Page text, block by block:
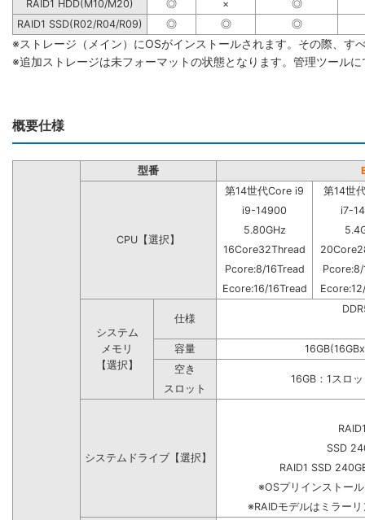
RAID1 HDD(M10/M20) ◎ ×
◎
RAID1 SSD(R02/R04/R09)
◎ ◎ ◎
※ストレージ（メイン）にOSがインストールされます。その際、す
※追加ストレージは未フォーマットの状態となります。管理ツール
概要仕様
型番
CPU【選択】
第14世代Core i9
第14世
i9-14900
i7-
5.80GHz
16Core32Thread
Pcore:8/16Tread
Ecore:16/16Tread
システム
メモリ
【選択】
仕様
容量
空き
16GB：1スロ
スロット
システムドライブ【選択】
SSD
RAID1 SSD
※OSプリインストー
※RAIDモデルはミラー